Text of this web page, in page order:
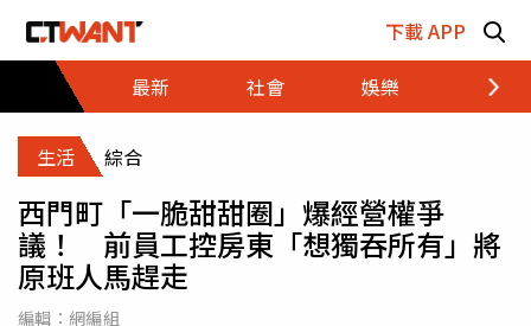
下載 APP
最新
社會 娛樂 財經
生活 綜合
西門町「一脆甜甜圈」爆經營權爭
議！ 前員工控房東「想獨吞所有」將
原班人馬趕走
編輯： 網編組